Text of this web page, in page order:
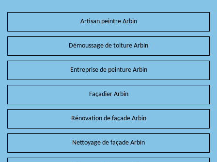
Artisan peintre Arbin
Démoussage de toiture Arbin
Entreprise de peinture Arbin
Façadier Arbin
Rénovation de façade Arbin
Nettoyage de façade Arbin